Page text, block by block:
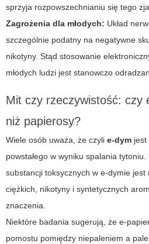
sprzyja rozpowszechnianiu się tego
Zagrożenia dla młodych: Układ
szczególnie podatny na negatywne
nikotyny. Stąd stosowanie
młodych ludzi jest stanowczo
Mit czy rzeczywistość: czy
niż papierosy?
Wiele osób uważa, że czyli e-dym jest
powstałego w wyniku spalania
substancji toksycznych w e-dymie jest
ciężkich, nikotyny i syntetycznych
znaczenia.
Niektóre badania sugerują, że e-
pomostu pomiędzy niepaleniem a